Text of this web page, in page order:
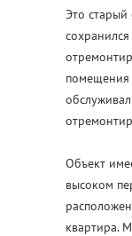
Это
помещения
Объект
высоком
квартира.